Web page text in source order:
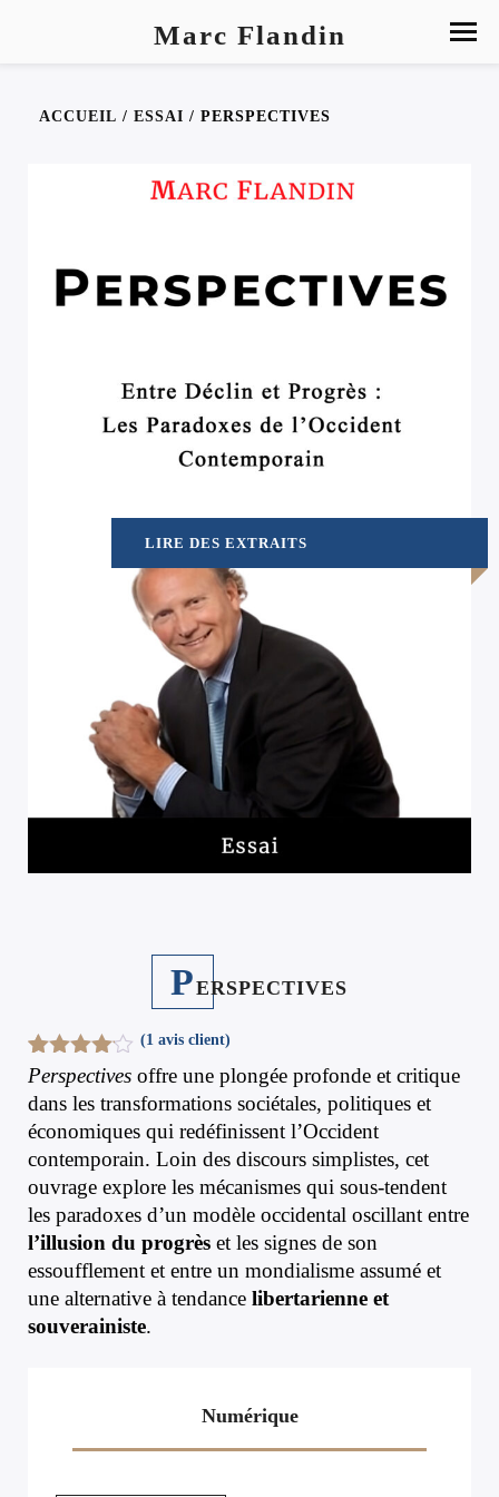
Marc Flandin
ACCUEIL / ESSAI / PERSPECTIVES
LIRE DES EXTRAITS
PERSPECTIVES
Noté4.00
sur 5
basé
sur
1
notation
client
(1 avis client)
Perspectives offre une plongée profonde et critique
dans les transformations sociétales, politiques et
économiques qui redéfinissent l’Occident
contemporain. Loin des discours simplistes, cet
ouvrage explore les mécanismes qui sous-tendent
les paradoxes d’un modèle occidental oscillant entre
l’illusion du progrès et les signes de son
essoufflement et entre un mondialisme assumé et
une alternative à tendance libertarienne et
souverainiste.
Numérique